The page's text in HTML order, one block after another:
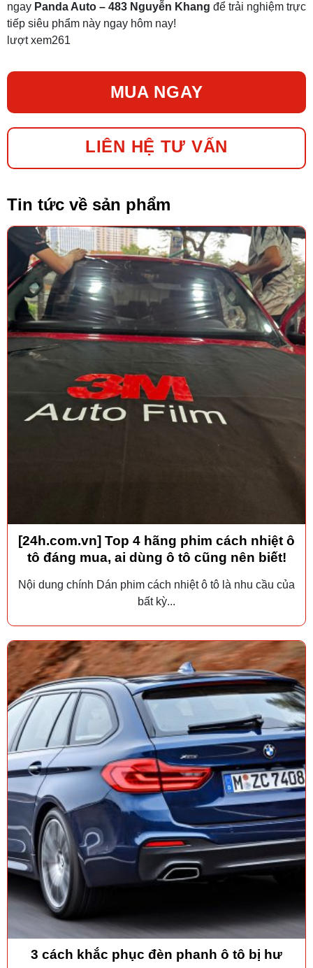
ngay Panda Auto – 483 Nguyễn Khang để trải nghiệm trực
tiếp siêu phẩm này ngay hôm nay!
lượt xem261
MUA NGAY
LIÊN HỆ TƯ VẤN
Tin tức về sản phẩm
[24h.com.vn] Top 4 hãng phim cách nhiệt ô
tô đáng mua, ai dùng ô tô cũng nên biết!
Nội dung chính Dán phim cách nhiệt ô tô là nhu cầu của
bất kỳ...
3 cách khắc phục đèn phanh ô tô bị hư